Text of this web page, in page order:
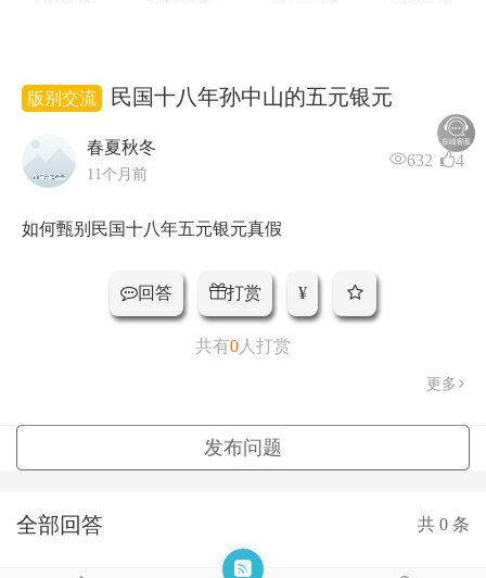
版别交流 民国十八年孙中山的五元银元
春夏秋冬
11个月前
632 4
如何甄别民国十八年五元银元真假
回答 打赏 ¥
共有0 人打赏
更多
发布问题
全部回答 共 0 条